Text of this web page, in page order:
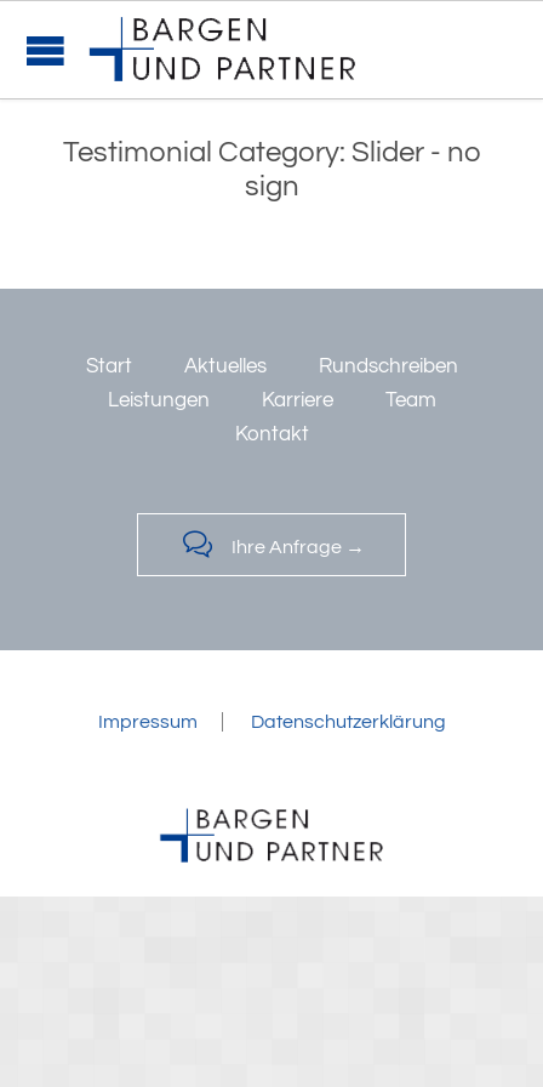
Testimonial Category: Slider - no
sign
Start Aktuelles
Rundschreiben
Leistungen
Karriere
Team
Kontakt
 Ihre Anfrage →
Impressum Datenschutzerklärung